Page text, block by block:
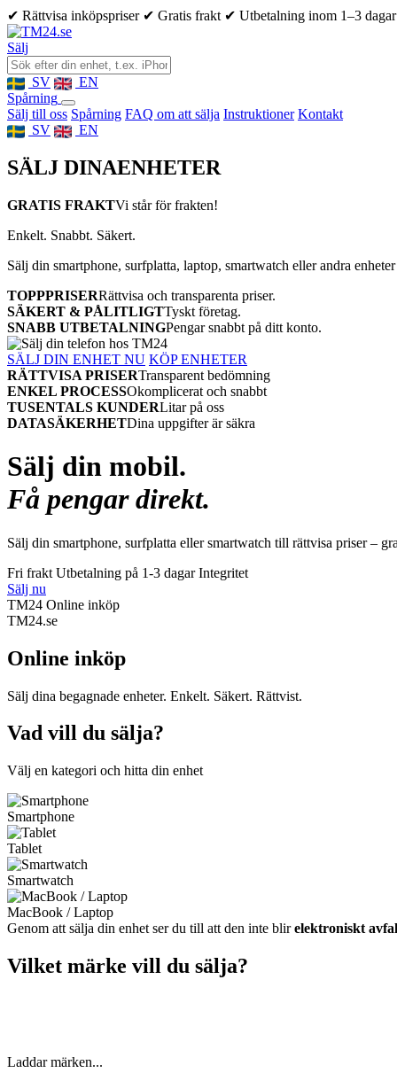
✔ Rättvisa inköpspriser ✔ Gratis frakt ✔ Utbetalning inom 1–3 dagar
Sälj
SV
EN
Spårning
Sälj till oss Spårning FAQ om att sälja Instruktioner Kontakt
SV
EN
SÄLJ DINAENHETER
GRATIS FRAKTVi står för frakten!
Enkelt. Snabbt. Säkert.
Sälj din smartphone, surfplatta, laptop, smartwatch eller andra
TOPPPRISERRättvisa och transparenta priser.
SÄKERT & PÅLITLIGTTyskt företag.
SNABB UTBETALNINGPengar snabbt på ditt konto.
SÄLJ DIN ENHET NU KÖP ENHETER
RÄTTVISA PRISERTransparent bedömning
ENKEL PROCESSOkomplicerat och snabbt
TUSENTALS KUNDERLitar på oss
DATASÄKERHETDina uppgifter är säkra
Sälj din mobil.
Få pengar direkt.
Sälj din smartphone, surfplatta eller smartwatch till rättvisa priser –
Fri frakt Utbetalning på 1-3 dagar Integritet
Sälj nu
TM24 Online inköp
TM24.se
Online inköp
Sälj dina begagnade enheter. Enkelt. Säkert. Rättvist.
Vad vill du sälja?
Välj en kategori och hitta din enhet
Smartphone
Tablet
Smartwatch
MacBook / Laptop
Genom att sälja din enhet ser du till att den inte blirelektroniskt
Vilket märke vill du sälja?
Laddar märken...